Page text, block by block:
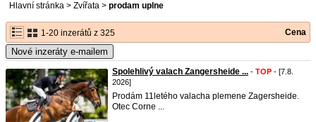
Hlavní stránka > Zvířata > prodam uplne
1-20 inzerátů z 325 Cena
Nové inzeráty e-mailem
Spolehlivý valach Zangersheide ... - TOP - [7.8.
2026]
Prodám 11letého valacha plemene Zagersheide.
Otec Corne ...